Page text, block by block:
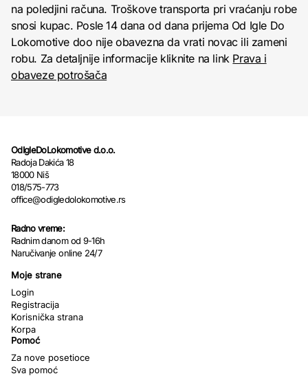
na poledjini računa. Troškove transporta pri vraćanju robe
snosi kupac. Posle 14 dana od dana prijema Od Igle Do
Lokomotive doo nije obavezna da vrati novac ili zameni
robu. Za detaljnije informacije kliknite na link Prava i
obaveze potrošača
OdIgleDoLokomotive d.o.o.
Radoja Dakića 18
18000 Niš
018/575-773
office@odigledolokomotive.rs
Radno vreme:
Radnim danom od 9-16h
Naručivanje online 24/7
Moje strane
Login
Registracija
Korisnička strana
Korpa
Pomoć
Za nove posetioce
Sva pomoć